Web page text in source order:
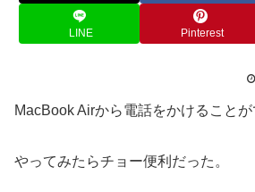
LINE Pinterest
MacBook Airから電話をかけることが
やってみたらチョー便利だった。